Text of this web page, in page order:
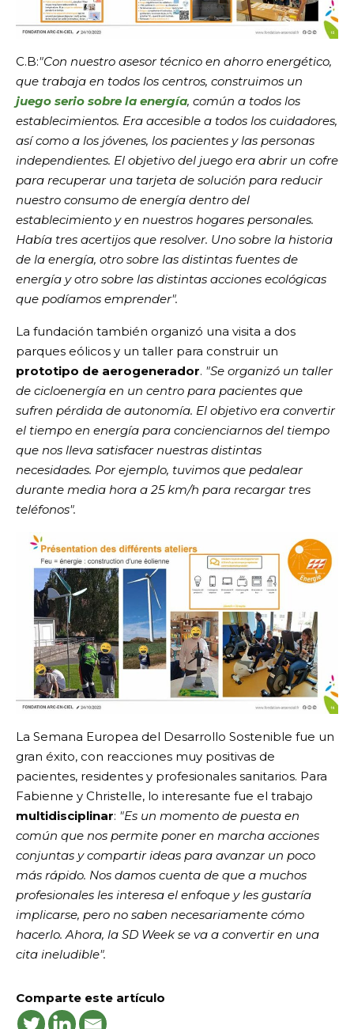
C.B:"Con nuestro asesor técnico en ahorro energético,
que trabaja en todos los centros, construimos un
juego serio sobre la energía, común a todos los
establecimientos. Era accesible a todos los cuidadores,
así como a los jóvenes, los pacientes y las personas
independientes. El objetivo del juego era abrir un cofre
para recuperar una tarjeta de solución para reducir
nuestro consumo de energía dentro del
establecimiento y en nuestros hogares personales.
Había tres acertijos que resolver. Uno sobre la historia
de la energía, otro sobre las distintas fuentes de
energía y otro sobre las distintas acciones ecológicas
que podíamos emprender".
La fundación también organizó una visita a dos
parques eólicos y un taller para construir un
prototipo de aerogenerador. "Se organizó un taller
de cicloenergía en un centro para pacientes que
sufren pérdida de autonomía. El objetivo era convertir
el tiempo en energía para concienciarnos del tiempo
que nos lleva satisfacer nuestras distintas
necesidades. Por ejemplo, tuvimos que pedalear
durante media hora a 25 km/h para recargar tres
teléfonos".
La Semana Europea del Desarrollo Sostenible fue un
gran éxito, con reacciones muy positivas de
pacientes, residentes y profesionales sanitarios. Para
Fabienne y Christelle, lo interesante fue el trabajo
multidisciplinar: "Es un momento de puesta en
común que nos permite poner en marcha acciones
conjuntas y compartir ideas para avanzar un poco
más rápido. Nos damos cuenta de que a muchos
profesionales les interesa el enfoque y les gustaría
implicarse, pero no saben necesariamente cómo
hacerlo. Ahora, la SD Week se va a convertir en una
cita ineludible".
Comparte este artículo